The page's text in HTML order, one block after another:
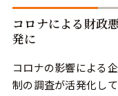
コロナによる財政
発に
コロナの影響による
制の調査が活発化し